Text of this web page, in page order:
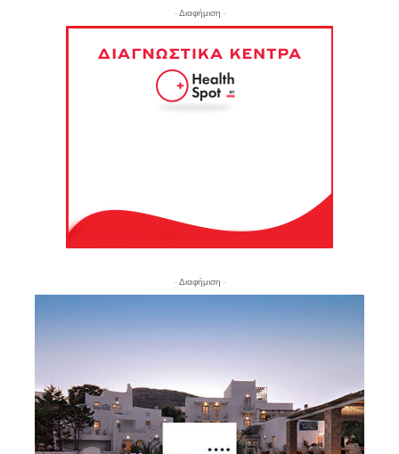
- Διαφήμιση -
- Διαφήμιση -